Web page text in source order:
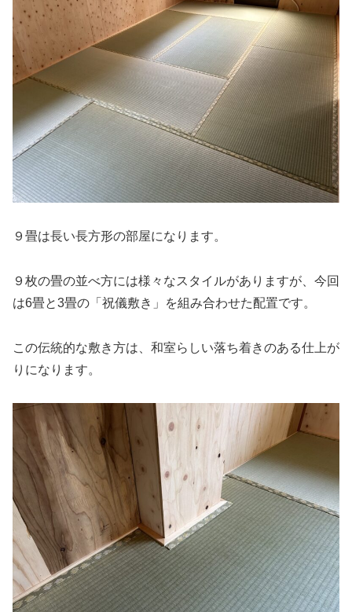
９畳は長い長方形の部屋になります。
９枚の畳の並べ方には様々なスタイルがありますが、今回
は6畳と3畳の「祝儀敷き」を組み合わせた配置です。
この伝統的な敷き方は、和室らしい落ち着きのある仕上が
りになります。